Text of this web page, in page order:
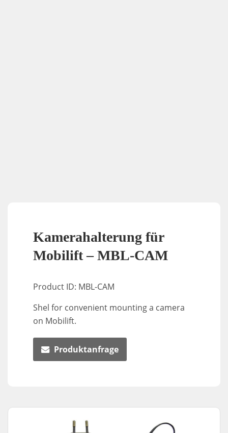
Kamerahalterung für
Mobilift – MBL-CAM
Product ID: MBL-CAM
Shel for convenient mounting a camera
on Mobilift.
Produktanfrage